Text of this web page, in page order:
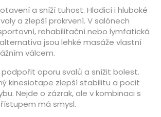
a sníží tuhost. Hladicí i hluboké
a zlepší prokrvení. V salónech
rehabilitační nebo lymfatická
jsou lehké masáže vlastní
válcem.
oporu svalů a snížit bolest.
kinesiotape zlepší stabilitu a pocit
Nejde o zázrak, ale v kombinaci s
má smysl.